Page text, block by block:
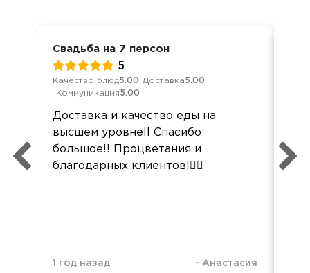
Свадьба на 7 персон
5
Качество блюд5.00 Доставка5.00
Коммуникация5.00
Доставка и качество еды на
высшем уровне!! Спасибо
большое!! Процветания и
благодарных клиентов!❤️‍🔥
1 год назад - Анастасия